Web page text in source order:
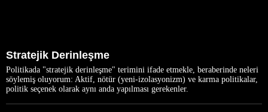
Stratejik Derinleşme
Politikada "stratejik derinleşme" terimini ifade etmekle, beraberinde neleri
söylemiş oluyorum: Aktif, nötür (yeni-izolasyonizm) ve karma politikalar,
politik seçenek olarak aynı anda yapılması gerekenler.